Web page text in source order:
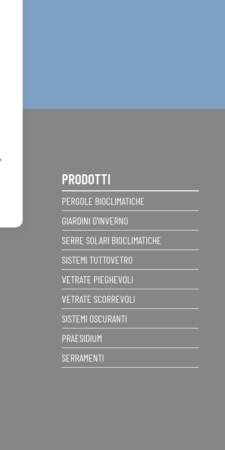
PRODOTTI
PERGOLE BIOCLIMATICHE
GIARDINI D’INVERNO
SERRE SOLARI BIOCLIMATICHE
SISTEMI TUTTOVETRO
VETRATE PIEGHEVOLI
VETRATE SCORREVOLI
SISTEMI OSCURANTI
PRAESIDIUM
SERRAMENTI